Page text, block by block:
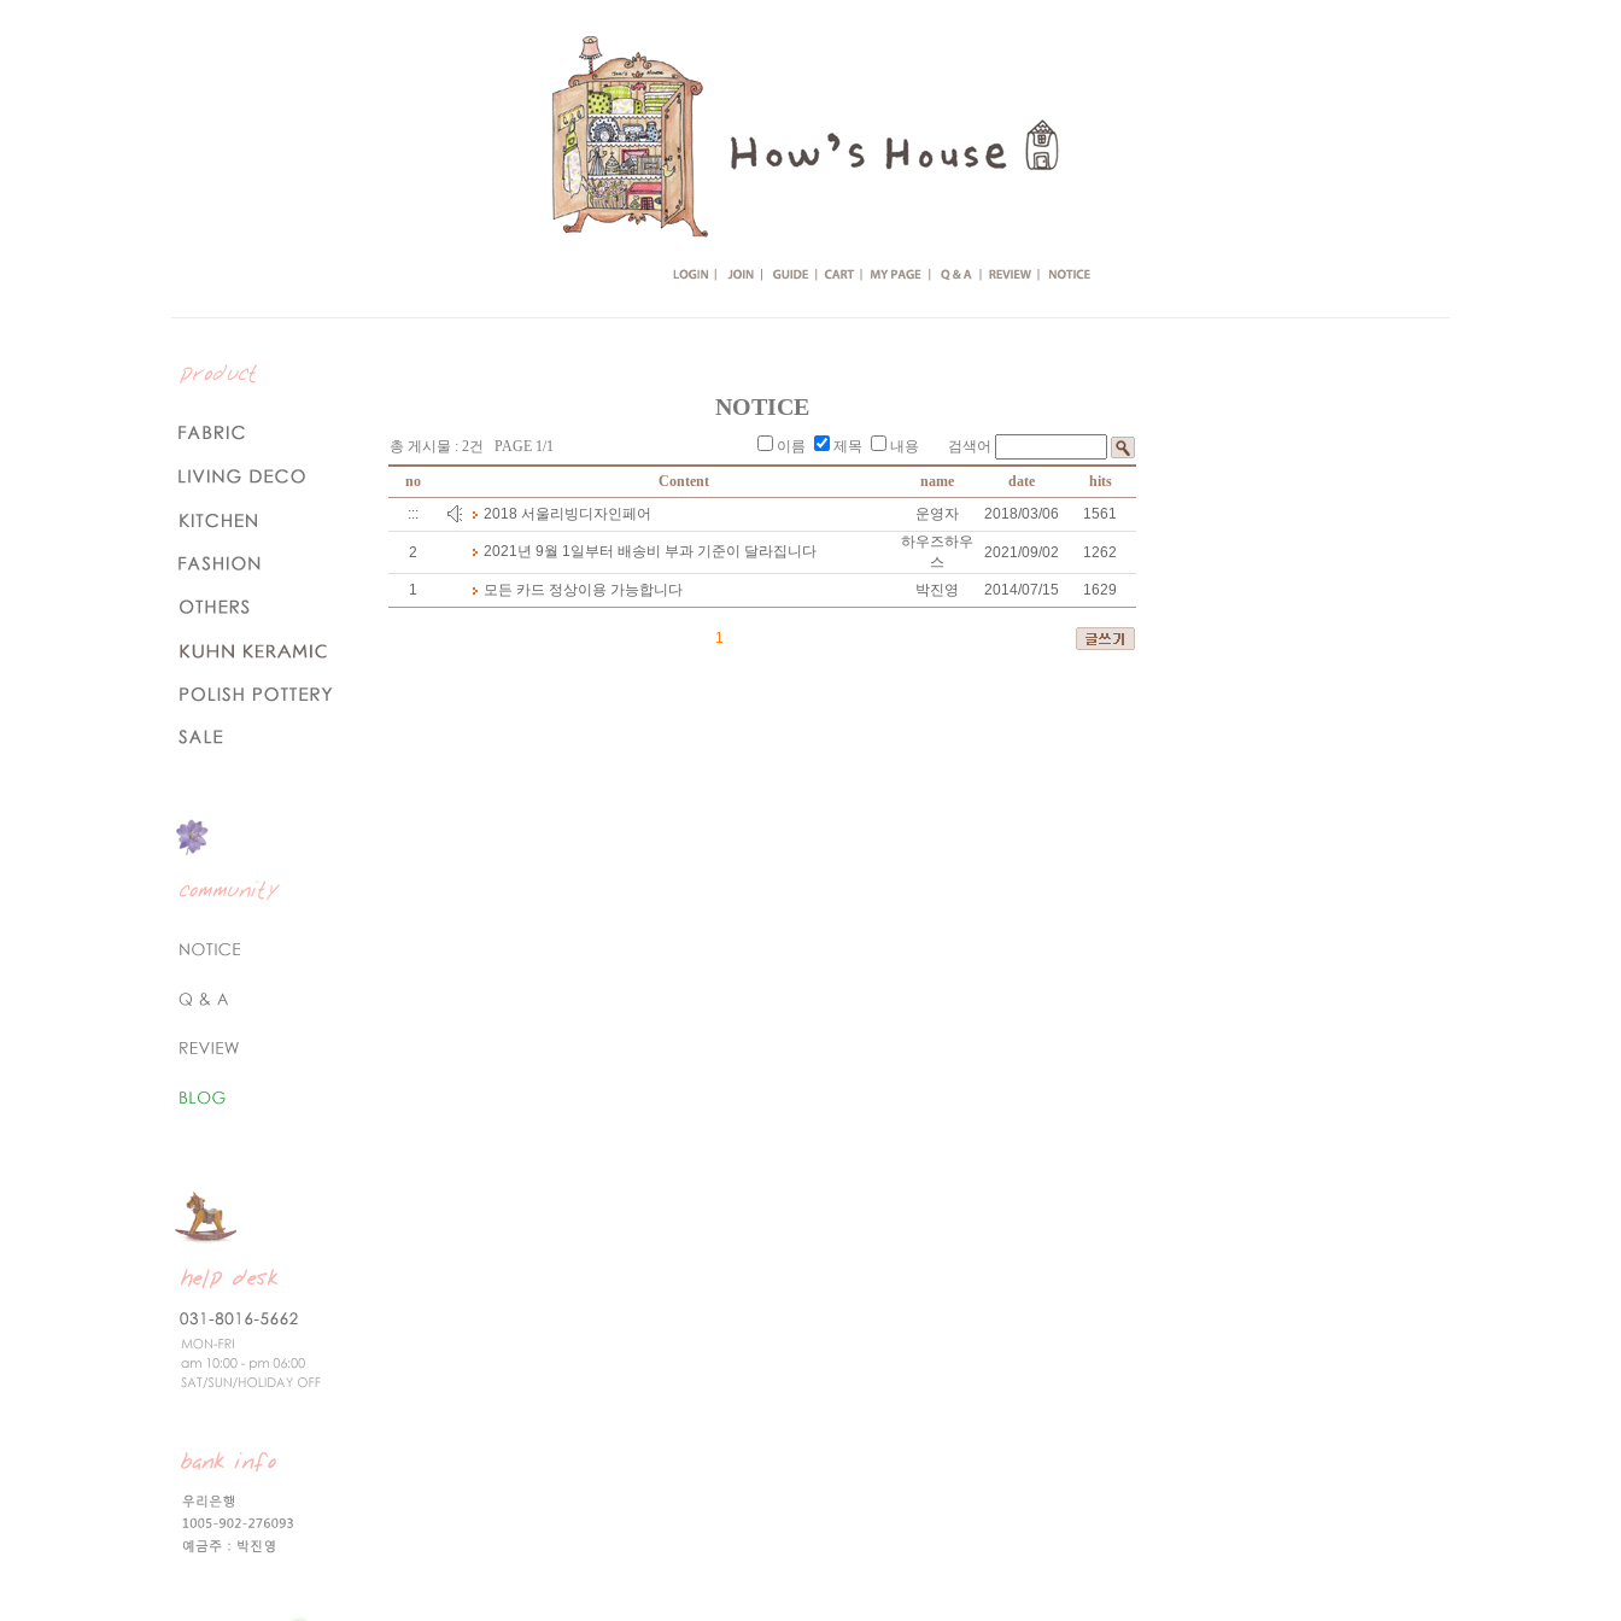
NOTICE
총 게시물 : 2건 PAGE 1/1 이름 제목 내용 검색어
no Content name date
hits
:::
2018 서울리빙디자인페어 운영자 2018/03/06 1561
2 2021년 9월 1일부터 배송비 부과 기준이 달라집니다
하우즈하우
스
2021/09/02 1262
1 모든 카드 정상이용 가능합니다 박진영 2014/07/15 1629
1